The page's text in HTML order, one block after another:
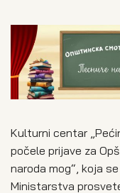
Kulturni centar
počele prijave za
naroda mog“, koja
Ministarstva